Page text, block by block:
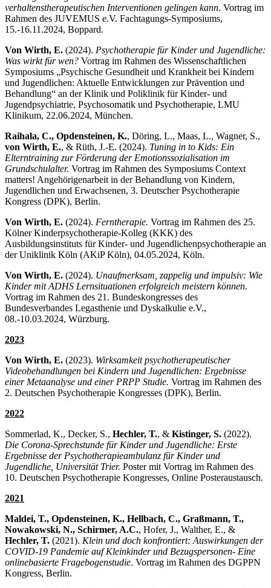
verhaltenstherapeutischen Interventionen gelingen kann. Vortrag im
Rahmen des JUVEMUS e.V. Fachtagungs-Symposiums,
15.-16.11.2024, Boppard.
Von Wirth, E. (2024). Psychotherapie für Kinder und Jugendliche:
Was wirkt für wen? Vortrag im Rahmen des Wissenschaftlichen
Symposiums „Psychische Gesundheit und Krankheit bei Kindern
und Jugendlichen: Aktuelle Entwicklungen zur Prävention und
Behandlung“ an der Klinik und Poliklinik für Kinder- und
Jugendpsychiatrie, Psychosomatik und Psychotherapie, LMU
Klinikum, 22.06.2024, München.
Raihala, C., Opdensteinen, K., Döring, L., Maas, L., Wagner, S.,
von Wirth, E., & Rüth, J.-E. (2024). Tuning in to Kids: Ein
Elterntraining zur Förderung der Emotionssozialisation im
Grundschulalter. Vortrag im Rahmen des Symposiums Context
matters! Angehörigenarbeit in der Behandlung von Kindern,
Jugendlichen und Erwachsenen, 3. Deutscher Psychotherapie
Kongress (DPK), Berlin.
Von Wirth, E. (2024). Ferntherapie. Vortrag im Rahmen des 25.
Kölner Kinderpsychotherapie-Kolleg (KKK) des
Ausbildungsinstituts für Kinder- und Jugendlichenpsychotherapie an
der Uniklinik Köln (AKiP Köln), 04.05.2024, Köln.
Von Wirth, E. (2024). Unaufmerksam, zappelig und impulsiv: Wie
Kinder mit ADHS Lernsituationen erfolgreich meistern können.
Vortrag im Rahmen des 21. Bundeskongresses des
Bundesverbandes Legasthenie und Dyskalkulie e.V.,
08.-10.03.2024, Würzburg.
2023
Von Wirth, E. (2023). Wirksamkeit psychotherapeutischer
Videobehandlungen bei Kindern und Jugendlichen: Ergebnisse
einer Metaanalyse und einer PRPP Studie. Vortrag im Rahmen des
2. Deutschen Psychotherapie Kongresses (DPK), Berlin.
2022
Sommerlad, K., Decker, S., Hechler, T., & Kistinger, S. (2022).
Die Corona-Sprechstunde für Kinder und Jugendliche: Erste
Ergebnisse der Psychotherapieambulanz für Kinder und
Jugendliche, Universität Trier. Poster mit Vortrag im Rahmen des
10. Deutschen Psychotherapie Kongresses, Online Posteraustausch.
2021
Maldei, T., Opdensteinen, K., Hellbach, C., Graßmann, T.,
Nowakowski, N., Schirmer, A.C., Hofer, J., Walther, E., &
Hechler, T. (2021). Klein und doch konfrontiert: Auswirkungen der
COVID-19 Pandemie auf Kleinkinder und Bezugspersonen- Eine
onlinebasierte Fragebogenstudie. Vortrag im Rahmen des DGPPN
Kongress, Berlin.